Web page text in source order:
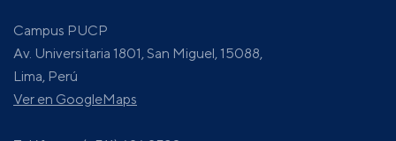
Campus PUCP
Av. Universitaria 1801, San Miguel, 15088,
Lima, Perú
Ver en GoogleMaps